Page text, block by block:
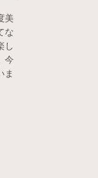
美
な
し
今
ま